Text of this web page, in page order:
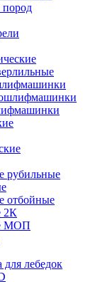
пород
рубильные
отбойные
2К
МОП
лебедок